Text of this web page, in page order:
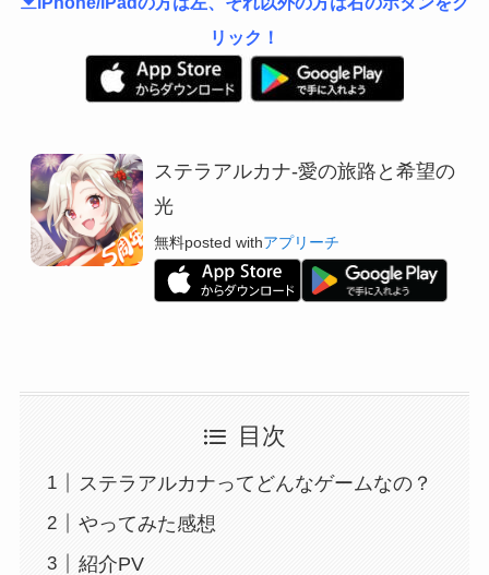
リック！
ステラアルカナ-愛の旅路と希望の
光
無料posted withアプリーチ
目次
ステラアルカナってどんなゲームなの？
やってみた感想
紹介PV